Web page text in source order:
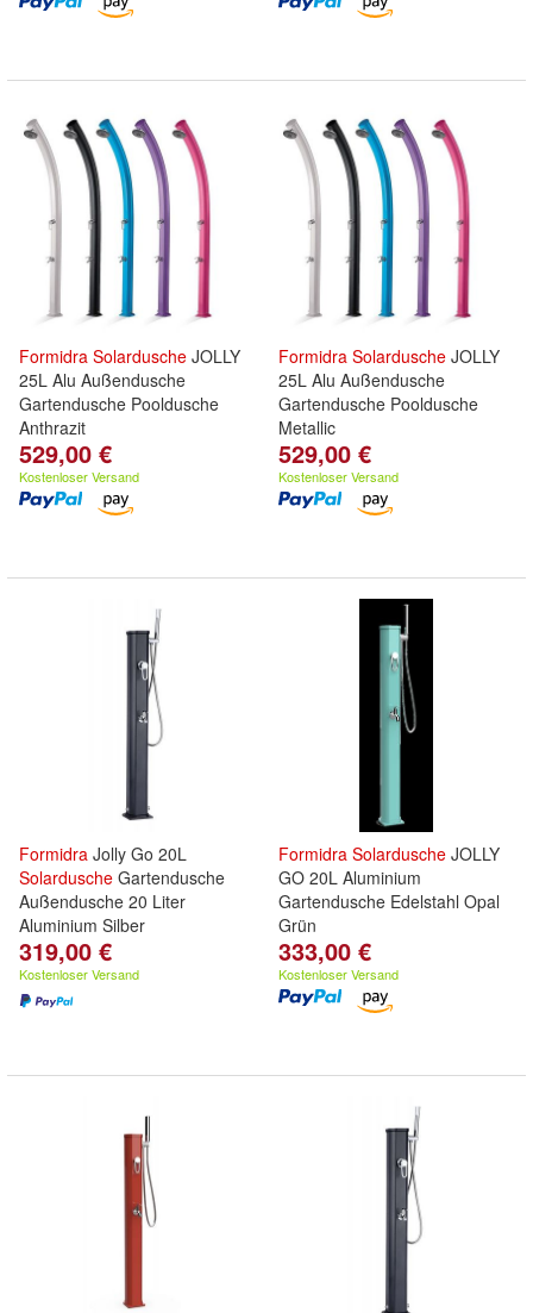
Formidra Solardusche JOLLY
25L Alu Außendusche
Gartendusche Pooldusche
Anthrazit
529,00 €
Kostenloser Versand
Formidra Solardusche JOLLY
25L Alu Außendusche
Gartendusche Pooldusche
Metallic
529,00 €
Kostenloser Versand
Formidra Jolly Go 20L
Solardusche Gartendusche
Außendusche 20 Liter
Aluminium Silber
319,00 €
Kostenloser Versand
Formidra Solardusche JOLLY
GO 20L Aluminium
Gartendusche Edelstahl Opal
Grün
333,00 €
Kostenloser Versand